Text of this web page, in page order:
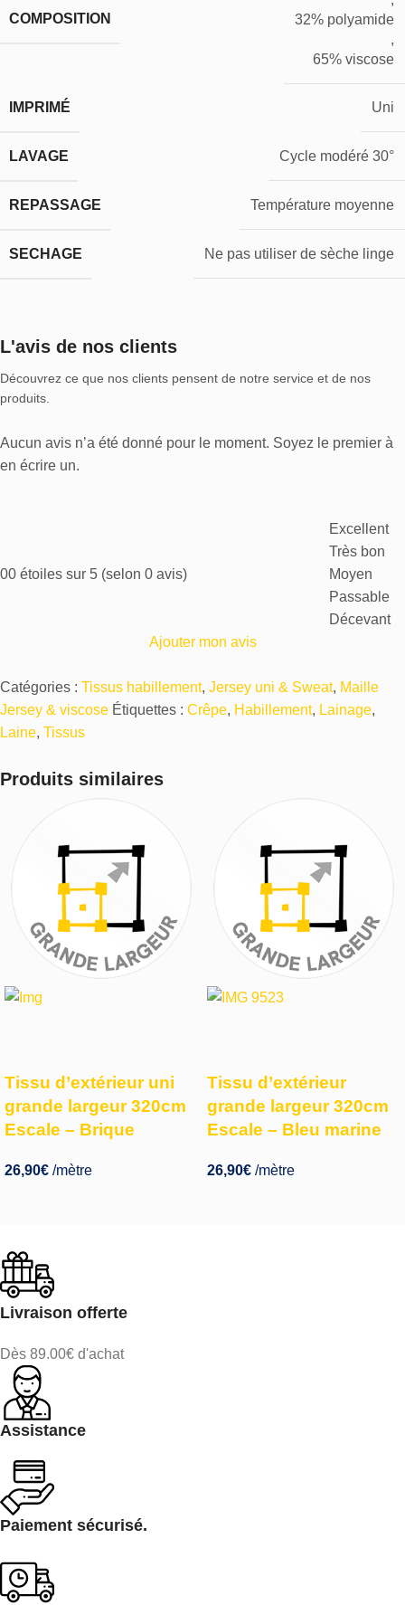
COMPOSITION
32% polyamide
,
65% viscose
IMPRIMÉ Uni
LAVAGE Cycle modéré 30°
REPASSAGE Température moyenne
SECHAGE Ne pas utiliser de sèche linge
L'avis de nos clients
Découvrez ce que nos clients pensent de notre service et de nos
produits.
Aucun avis n’a été donné pour le moment. Soyez le premier à
en écrire un.
00 étoiles sur 5 (selon 0 avis)
Excellent
Très bon
Moyen
Passable
Décevant
Ajouter mon avis
Catégories : Tissus habillement, Jersey uni & Sweat, Maille
Jersey & viscose Étiquettes : Crêpe, Habillement, Lainage,
Laine, Tissus
Produits similaires
Tissu d’extérieur uni
grande largeur 320cm
Escale – Brique
26,90€ /mètre
Tissu d’extérieur
grande largeur 320cm
Escale – Bleu marine
26,90€ /mètre
Livraison offerte
Dès 89.00€ d'achat
Assistance
Paiement sécurisé.